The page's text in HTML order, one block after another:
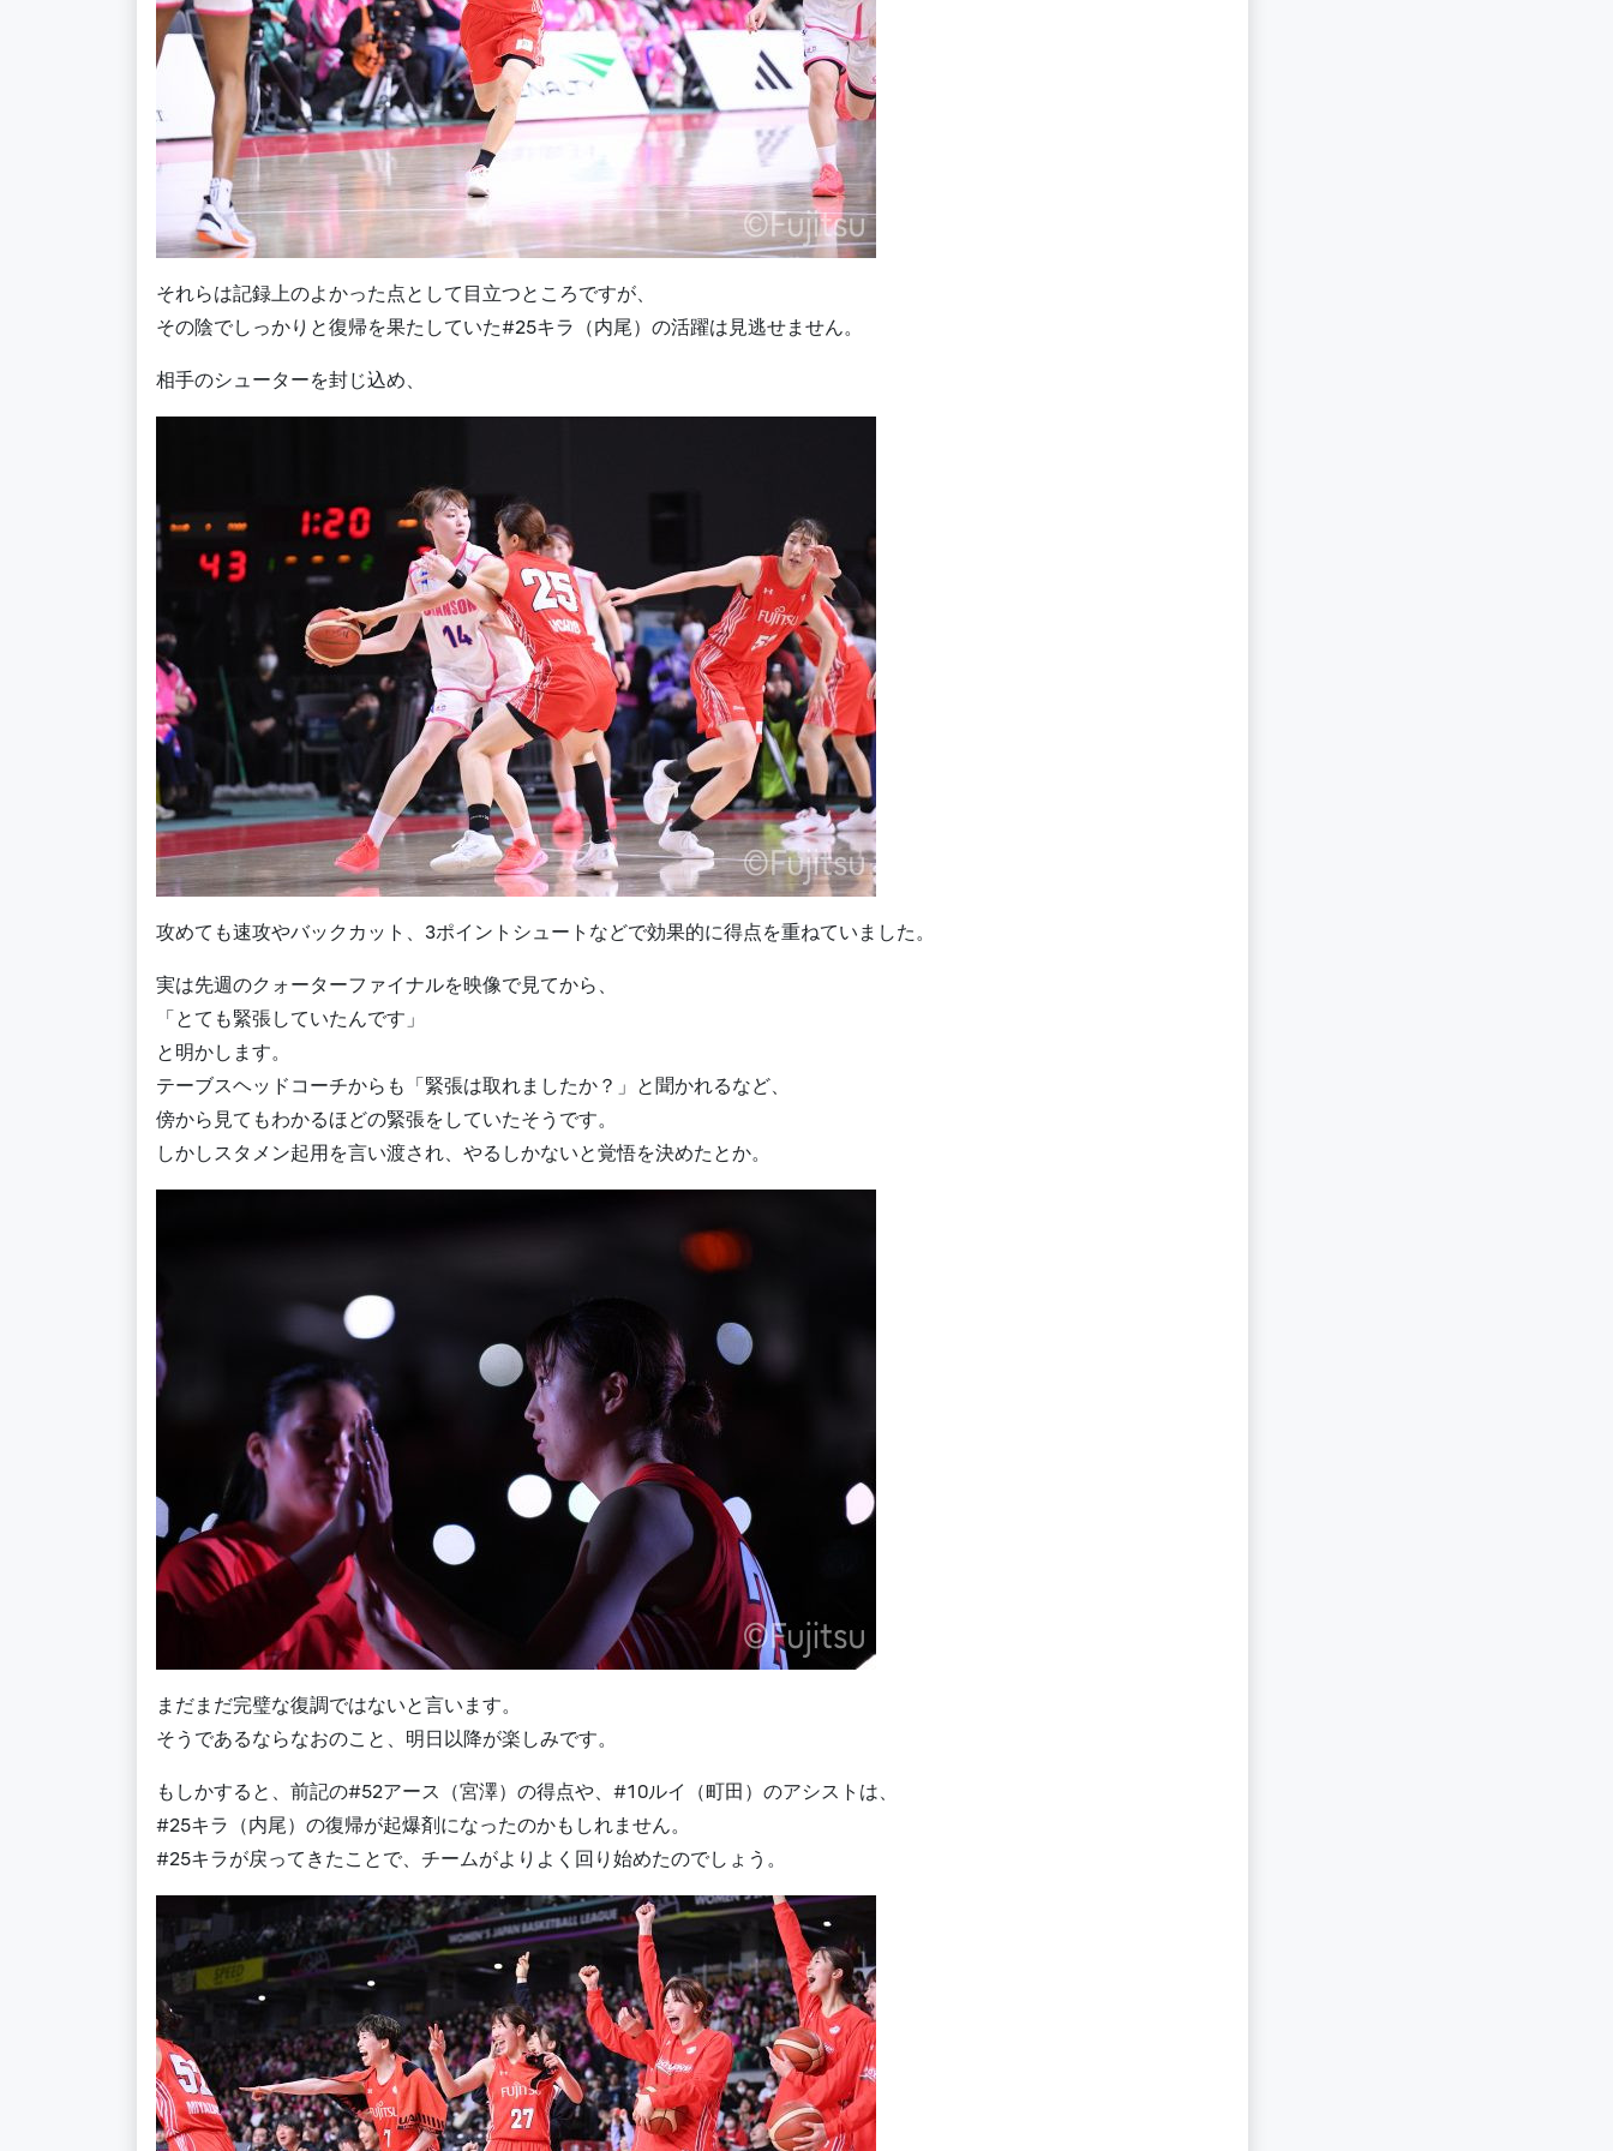
それらは記録上のよかった点として目立つところですが、
その陰でしっかりと復帰を果たしていた#25キラ（内尾）の活躍は見逃せません。
相手のシューターを封じ込め、
攻めても速攻やバックカット、3ポイントシュートなどで効果的に得点を重ねていました。
実は先週のクォーターファイナルを映像で見てから、
「とても緊張していたんです」
と明かします。
テーブスヘッドコーチからも「緊張は取れましたか？」と聞かれるなど、
傍から見てもわかるほどの緊張をしていたそうです。
しかしスタメン起用を言い渡され、やるしかないと覚悟を決めたとか。
まだまだ完璧な復調ではないと言います。
そうであるならなおのこと、明日以降が楽しみです。
もしかすると、前記の#52アース（宮澤）の得点や、#10ルイ（町田）のアシストは、
#25キラ（内尾）の復帰が起爆剤になったのかもしれません。
#25キラが戻ってきたことで、チームがよりよく回り始めたのでしょう。